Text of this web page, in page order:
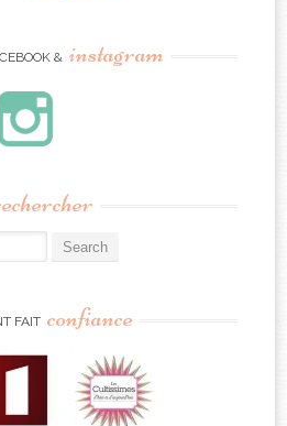
& instagram
FAIT confiance